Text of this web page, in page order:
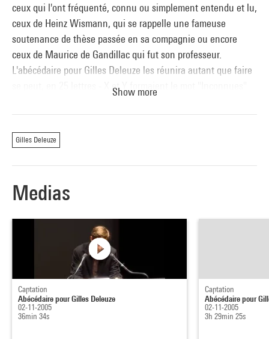
ceux qui l'ont fréquenté, connu ou simplement entendu et lu,
ceux de Heinz Wismann, qui se rappelle une fameuse
soutenance de thèse passée en sa compagnie ou encore
ceux de Maurice de Gandillac qui fut son professeur.
L'abécédaire pour Gilles Deleuze les réunira autant que faire
se peut, en 25 lettres - X et Y formaient le mot "Inconnues"
Avec l'aimable participation de Michèle Rosier et Go Films.
Programmation / intervenant(s) :
Huberman, Elie During, Alain Fleischer, Maurice de
Martin, Jonas Mekas, Catherine Millot, Dominique Païni,
Richard Pinhas, Elias Sanbar, Heinz Wismann, Pierre Zaoui.
Show more
Gilles Deleuze
Medias
Captation
Abécédaire pour Gilles Deleuze
02-11-2005
36min 34s
Captation
Abécédaire pour
02-11-2005
3h 29min 25s